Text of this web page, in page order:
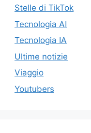
Stelle di TikTok
Tecnologia AI
Tecnologia IA
Ultime notizie
Viaggio
Youtubers